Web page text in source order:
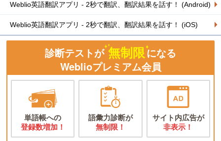
Weblio英語翻訳アプリ - 2秒で翻訳、翻訳結果を話す！ (Android)
Weblio英語翻訳アプリ - 2秒で翻訳、翻訳結果を話す！ (iOS)
診断テストが 無制限になる
Weblioプレミアム会員
単語帳への
登録数増加！
語彙力診断が
無制限！
サイト内広告が
非表示！